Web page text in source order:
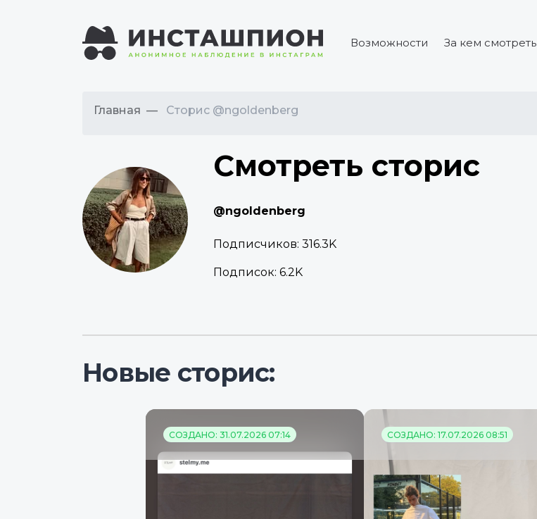
Возможности За кем смотреть
Главная Сторис @ngoldenberg
Смотреть сторис
@ngoldenberg
Подписчиков: 316.3K
Подписок: 6.2K
Новые сторис:
СОЗДАНО: 31.07.2026 07:14 СОЗДАНО: 17.07.2026 08:51